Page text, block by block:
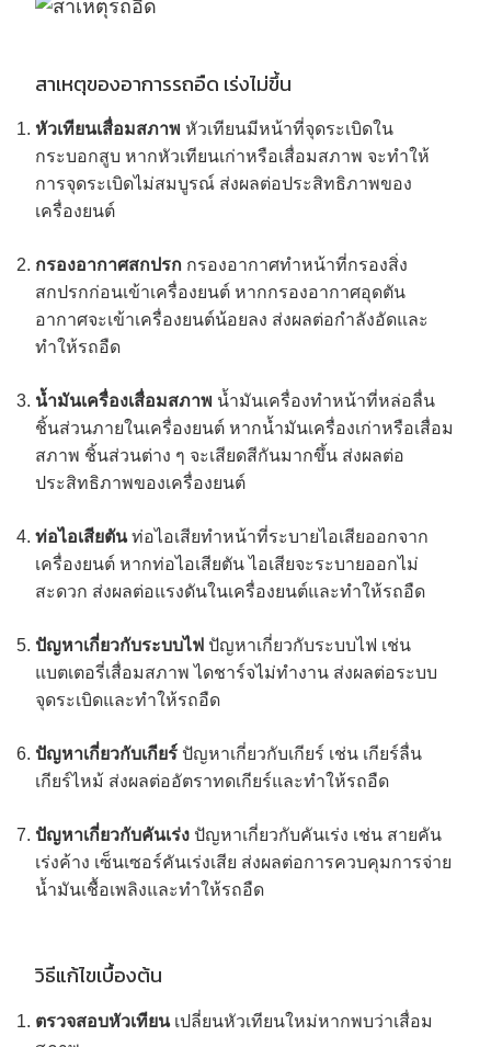
สาเหตุของอาการรถอืด เร่งไม่ขึ้น
หัวเทียนเสื่อมสภาพ หัวเทียนมีหน้าที่จุดระเบิดใน
กระบอกสูบ หากหัวเทียนเก่าหรือเสื่อมสภาพ จะทำให้
การจุดระเบิดไม่สมบูรณ์ ส่งผลต่อประสิทธิภาพของ
เครื่องยนต์
กรองอากาศสกปรก กรองอากาศทำหน้าที่กรองสิ่ง
สกปรกก่อนเข้าเครื่องยนต์ หากกรองอากาศอุดตัน
อากาศจะเข้าเครื่องยนต์น้อยลง ส่งผลต่อกำลังอัดและ
ทำให้รถอืด
น้ำมันเครื่องเสื่อมสภาพ น้ำมันเครื่องทำหน้าที่หล่อลื่น
ชิ้นส่วนภายในเครื่องยนต์ หากน้ำมันเครื่องเก่าหรือเสื่อม
สภาพ ชิ้นส่วนต่าง ๆ จะเสียดสีกันมากขึ้น ส่งผลต่อ
ประสิทธิภาพของเครื่องยนต์
ท่อไอเสียตันท่อไอเสียทำหน้าที่ระบายไอเสียออกจาก
เครื่องยนต์ หากท่อไอเสียตัน ไอเสียจะระบายออกไม่
สะดวก ส่งผลต่อแรงดันในเครื่องยนต์และทำให้รถอืด
ปัญหาเกี่ยวกับระบบไฟ ปัญหาเกี่ยวกับระบบไฟ เช่น
แบตเตอรี่เสื่อมสภาพ ไดชาร์จไม่ทำงาน ส่งผลต่อระบบ
จุดระเบิดและทำให้รถอืด
ปัญหาเกี่ยวกับเกียร์ ปัญหาเกี่ยวกับเกียร์ เช่น เกียร์ลื่น
เกียร์ไหม้ ส่งผลต่ออัตราทดเกียร์และทำให้รถอืด
ปัญหาเกี่ยวกับคันเร่ง ปัญหาเกี่ยวกับคันเร่ง เช่น สายคัน
เร่งค้าง เซ็นเซอร์คันเร่งเสีย ส่งผลต่อการควบคุมการจ่าย
น้ำมันเชื้อเพลิงและทำให้รถอืด
วิธีแก้ไขเบื้องต้น
ตรวจสอบหัวเทียน เปลี่ยนหัวเทียนใหม่หากพบว่าเสื่อม